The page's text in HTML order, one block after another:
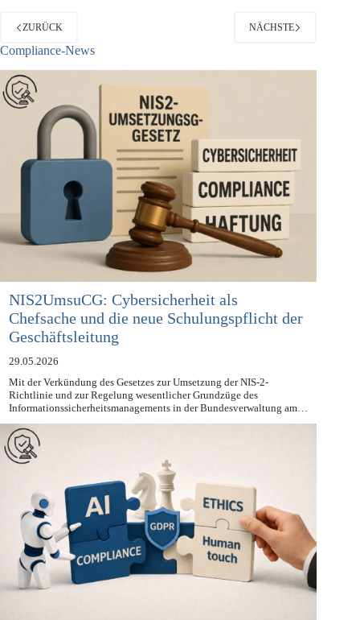
ZURÜCK
Compliance-News
NIS2UmsuCG: Cybersicherheit als
Chefsache und die neue Schulungspflicht der
Geschäftsleitung
29.05.2026
Mit der Verkündung des Gesetzes zur Umsetzung der NIS-2-
Richtlinie und zur Regelung wesentlicher Grundzüge des
Informationssicherheitsmanagements in der Bundesverwaltung am…